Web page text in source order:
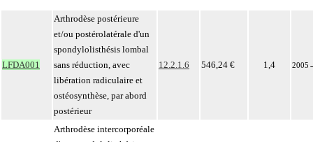
LFDA001
Arthrodèse postérieure
et/ou postérolatérale d'un
spondylolisthésis lombal
sans réduction, avec
libération radiculaire et
ostéosynthèse, par abord
postérieur
12.2.1.6 546,24 € 1,4 2005
Arthrodèse intercorporéale